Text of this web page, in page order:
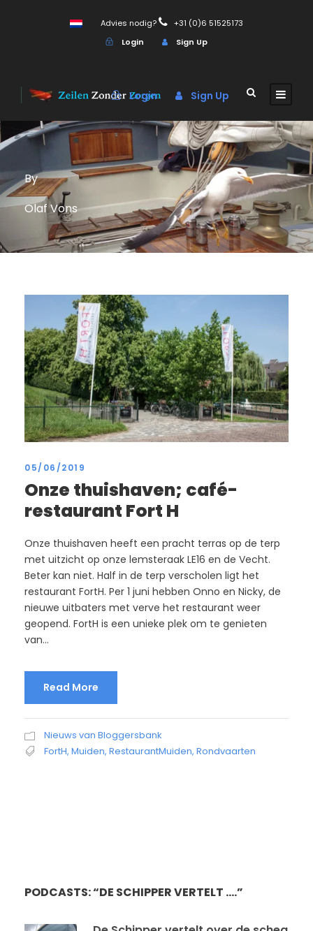
Advies nodig?
+31 (0)6 51525173
Login
Sign Up
Login Sign Up
By
Olaf Vons
05/06/2019
Onze thuishaven; café-
restaurant Fort H
Onze thuishaven heeft een pracht terras op de terp
met uitzicht op onze lemsteraak LE16 en de Vecht.
Beter kan niet. Half in de terp verscholen ligt het
restaurant FortH. Per 1 juni hebben Onno en Nicky, de
nieuwe uitbaters met verve het restaurant weer
geopend. FortH is een unieke plek om te genieten
van...
Read More
Nieuws van Bloggersbank
FortH, Muiden, RestaurantMuiden, Rondvaarten
PODCASTS: “DE SCHIPPER VERTELT ….”